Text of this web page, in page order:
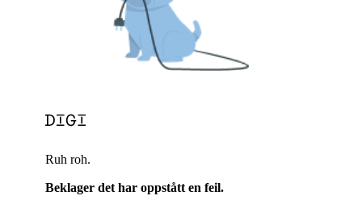
Ruh roh.
Beklager det har oppstått en feil.